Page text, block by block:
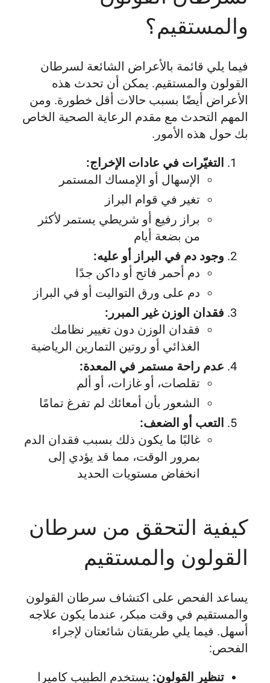
والمستقيم؟
فيما يلي قائمة بالأعراض الشائعة لسرطان
القولون والمستقيم. يمكن أن تحدث هذه
الأعراض أيضًا بسبب حالات أقل خطورة. ومن
المهم التحدث مع مقدم الرعاية الصحية الخاص
بك حول هذه الأمور.
التغيّرات في عادات الإخراج:
الإسهال أو الإمساك المستمر
تغير في قوام البراز
براز رفيع أو شريطي يستمر لأكثر
من بضعة أيام
وجود دم في البراز أو عليه:
دم أحمر فاتح أو داكن جدًا
دم على ورق التواليت أو في البراز
فقدان الوزن غير المبرر:
فقدان الوزن دون تغيير نظامك
الغذائي أو روتين التمارين الرياضية
عدم راحة مستمر في المعدة:
تقلصات، أو غازات، أو ألم
الشعور بأن أمعائك لم تفرغ تمامًا
التعب أو الضعف:
غالبًا ما يكون ذلك بسبب فقدان الدم
بمرور الوقت، مما قد يؤدي إلى
انخفاض مستويات الحديد
كيفية التحقق من سرطان
القولون والمستقيم
يساعد الفحص على اكتشاف سرطان القولون
والمستقيم في وقت مبكر، عندما يكون علاجه
أسهل. فيما يلي طريقتان شائعتان لإجراء
الفحص:
تنظير القولون: يستخدم الطبيب كاميرا